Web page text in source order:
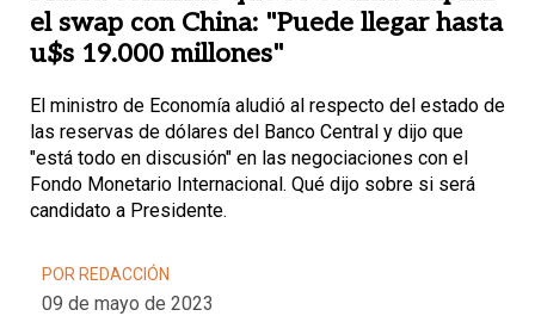
el swap con China: "Puede llegar hasta
u$s 19.000 millones"
El ministro de Economía aludió al respecto del estado de
las reservas de dólares del Banco Central y dijo que
"está todo en discusión" en las negociaciones con el
Fondo Monetario Internacional. Qué dijo sobre si será
candidato a Presidente.
POR REDACCIÓN
09 de mayo de 2023